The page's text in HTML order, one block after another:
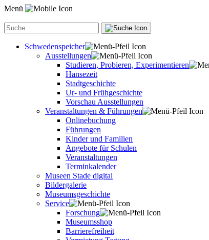
Menü
Schwedenspeicher
Ausstellungen
Studieren, Probieren, Experimentieren
Hansezeit
Stadtgeschichte
Ur- und Frühgeschichte
Vorschau Ausstellungen
Veranstaltungen & Führungen
Onlinebuchung
Führungen
Kinder und Familien
Angebote für Schulen
Veranstaltungen
Terminkalender
Museen Stade digital
Bildergalerie
Museumsgeschichte
Service
Forschung
Museumsshop
Barrierefreiheit